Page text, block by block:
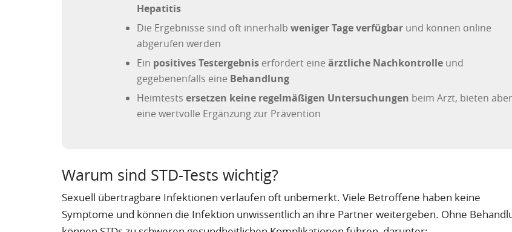
Hepatitis
Die Ergebnisse sind oft innerhalb weniger Tage verfügbar und können online
abgerufen werden
Ein positives Testergebnis erfordert eine ärztliche Nachkontrolle und
gegebenenfalls eine Behandlung
Heimtests ersetzen keine regelmäßigen Untersuchungen beim Arzt, bieten aber
eine wertvolle Ergänzung zur Prävention
Warum sind STD-Tests wichtig?
Sexuell übertragbare Infektionen verlaufen oft unbemerkt. Viele Betroffene haben keine
Symptome und können die Infektion unwissentlich an ihre Partner weitergeben. Ohne